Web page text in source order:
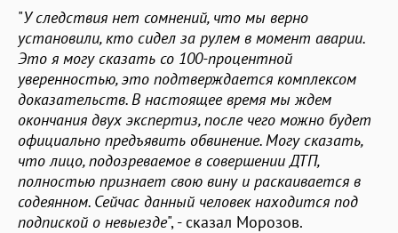
"У следствия нет сомнений, что мы верно
установили, кто сидел за рулем в момент аварии.
Это я могу сказать со 100-процентной
уверенностью, это подтверждается комплексом
доказательств. В настоящее время мы ждем
окончания двух экспертиз, после чего можно будет
официально предъявить обвинение. Могу сказать,
что лицо, подозреваемое в совершении ДТП,
полностью признает свою вину и раскаивается в
содеянном. Сейчас данный человек находится под
подпиской о невыезде", - сказал Морозов.